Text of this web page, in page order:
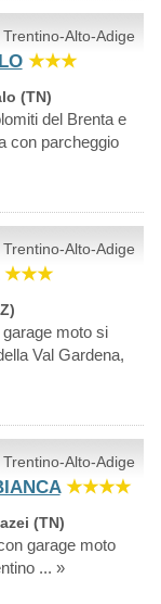
Alto-Adige
★★★
(TN)
del Brenta e
con parcheggio
Alto-Adige
★★★
moto si
Val Gardena,
Alto-Adige
★★★★
(TN)
garage moto
... »